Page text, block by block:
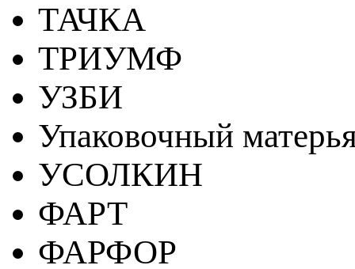
ТАЧКА
ТРИУМФ
УЗБИ
Упаковочный
УСОЛКИН
ФАРТ
ФАРФОР